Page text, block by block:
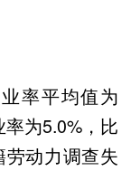
率平均值为
为5.0%，比
动力调查失